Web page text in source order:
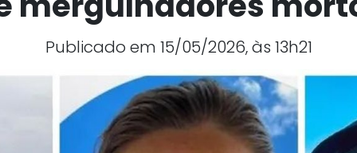
Publicado em 15/05/2026, às 13h21